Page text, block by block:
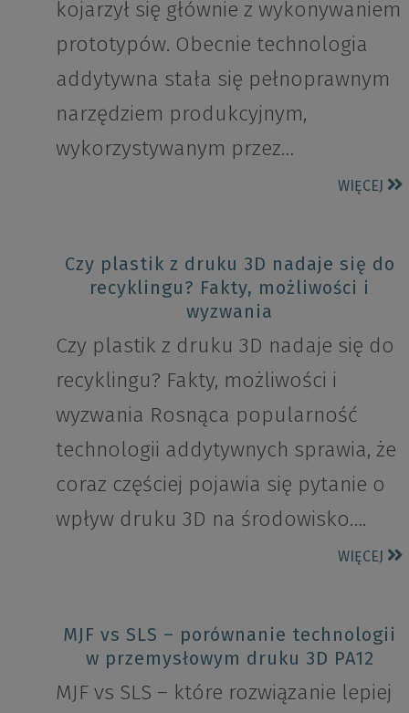
kojarzył się głównie z wykonywaniem
prototypów. Obecnie technologia
addytywna stała się pełnoprawnym
narzędziem produkcyjnym,
wykorzystywanym przez…
WIĘCEJ
Czy plastik z druku 3D nadaje się do
recyklingu? Fakty, możliwości i
wyzwania
Czy plastik z druku 3D nadaje się do
recyklingu? Fakty, możliwości i
wyzwania Rosnąca popularność
technologii addytywnych sprawia, że
coraz częściej pojawia się pytanie o
wpływ druku 3D na środowisko….
WIĘCEJ
MJF vs SLS – porównanie technologii
w przemysłowym druku 3D PA12
MJF vs SLS – które rozwiązanie lepiej